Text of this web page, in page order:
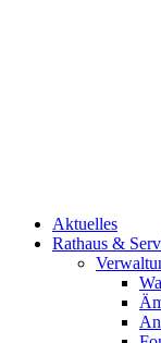
Aktuelles
Rathaus &